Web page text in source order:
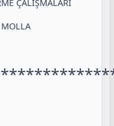
ÇALIŞMALARI